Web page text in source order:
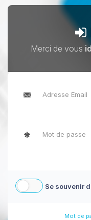
Merci de vous
Se souvenir
Mot de